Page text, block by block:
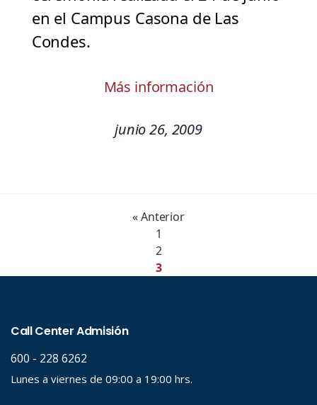
en el Campus Casona de Las
Condes.
Más información
junio 26, 2009
« Anterior
1
2
3